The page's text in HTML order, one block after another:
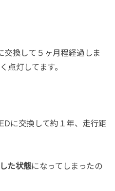
交換して５ヶ月程経過しま
点灯してます。
に交換して約１年、走行距
た状態になってしまったの